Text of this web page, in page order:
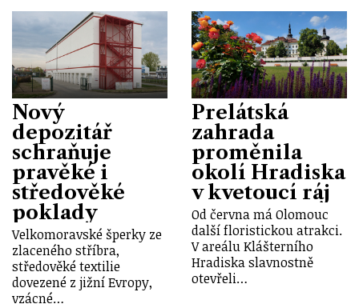
Nový
depozitář
schraňuje
pravěké i
středověké
poklady
Velkomoravské šperky ze
zlaceného stříbra,
středověké textilie
dovezené z jižní Evropy,
vzácné…
Prelátská
zahrada
proměnila
okolí Hradiska
v kvetoucí ráj
Od června má Olomouc
další floristickou atrakci.
V areálu Klášterního
Hradiska slavnostně
otevřeli…